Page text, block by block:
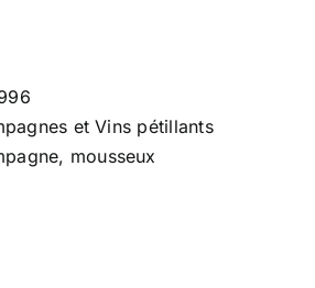
et Vins pétillants
, mousseux